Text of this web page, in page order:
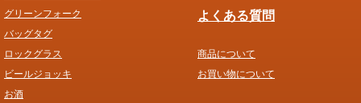
グリーンフォーク
バッグタグ
ロックグラス
ビールジョッキ
お酒
よくある質問
商品について
お買い物について